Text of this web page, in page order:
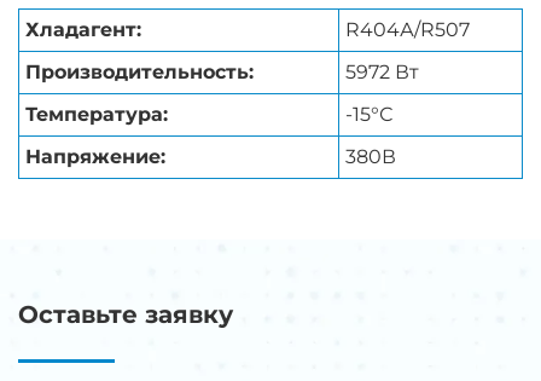
Хладагент:
R404А/R507
Производительность:
5972 Вт
Температура:
-15°С
Напряжение:
380В
Оставьте заявку